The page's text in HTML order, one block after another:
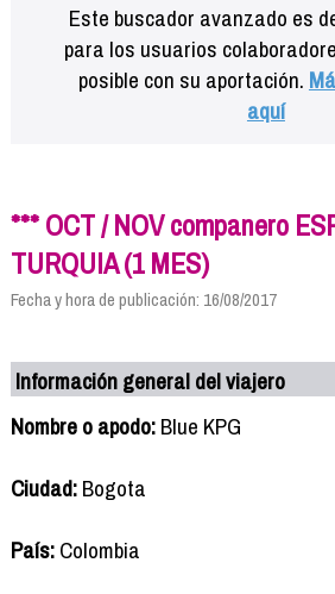
Este buscador avanzado es
para los usuarios
posible con su aportación.
aquí
*** OCT / NOV companero
TURQUIA (1 MES)
Fecha y hora de publicación: 16/08/2017
Información general del viajero
Nombre o apodo:Blue KPG
Ciudad:Bogota
País:Colombia